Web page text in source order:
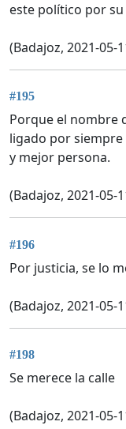
este político por
(Badajoz, 2021-05-
#195
Porque el nombre
ligado por siempre
y mejor persona.
(Badajoz, 2021-05-
#196
Por justicia, se lo
(Badajoz, 2021-05-
#198
Se merece la calle
(Badajoz, 2021-05-